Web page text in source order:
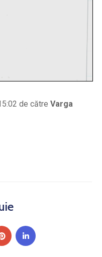
de către Varga